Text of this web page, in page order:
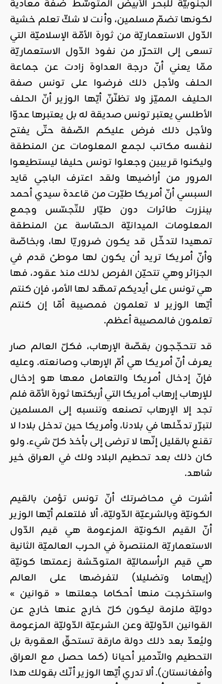
الجنوبيّة للبحر الأبيض المتوسّط ضفّة معادية
لكونها تضمّ مسلمين، وأنت لا شكّ تعلم خشية
الدّول الاستعماريّة من ثورة الأمّة الإسلاميّة التي
تسعى إلى التحرّر من نفوذ الدّول الاستعماريّة
ممّا يعني أنّ درجة العداوة زادت عن جماعة
الحلف ولأجل ذلك فرضوا على تونس صفة
الحليف المميّز ولا تظنّنّ أيّها الوزير أنّ الحلف
الأطلسي يعتبر تونس صديقة له بل يعتبرها عدوّا
ولأجل ذلك فرض عليكم الصّفة حتّى يفتح
لنفسه مكاتب لجمع المعلومات عن المنطقة
وليكنوا قريبين وجعلوا تونس حليفا ليستطيعوا
المرور من أراضيها ولقد اعترف الباجي قايد
السبسي أنّ أمريكا طيّرت من قاعدة سيدي أحمد
ببنزرت طائرات دون طيّار للتّجسّس وجمع
المعلومات الميدانيّة الحسّاسة عن المنطقة
تمهيدا لتدخّل قد يكون ضروريّا لها، وبخاصّة
وأنّ أمريكا تريد أن يكون لها موطئ قدم في
الجزائر وهي تتحيّن الفرص لذلك منذ عقود، فها
هي تونس على أيديكم تمهّد لها الأمر، فإن كنتم
أيّها الوزير لا تعلمون فمصيبة أمّا إن كنتم
تعلمون فالمصيبة أعظم.
قد تتحجّجون بقصّة الإرهاب، فكلّ العالم صار
يعرف أنّ أمريكا هي أمّ الإرهاب وصانعته. وعليه
فإنّ إدخال أمريكا والتعامل معها هو إدخال
للإرهاب إرهاب أمريكا التي أربكتها ثورة الأمّة فلم
تجد إلا الإرهاب تصنعه وتنسبه إلى المسلمين
لتبرّر تدخّلها في بلادنا، وأمريكا حين تدخل بلادا لا
تقنع بالقليل إنّها لا ترضى إلى بأخذ كلّ شيء. ولو
كان ذلك بعد تحطيم البلاد ولك في العراق خير
شاهد.
أشرت في محاضرتك أنّ تونس تؤمن بالقيم
الكونيّة وبالشرعيّة الدّوليّة، ألا فلتعلم أيّها الوزير
أنّ القيم الكونيّة المزعومة هي قيم الدّول
الاستعماريّة المنتصرة في الحرب العالميّة الثانية
هي قيم الرأسماليّة المتوحّشة زعمتها كونيّة
(إيهاما وتضليلا) لتفرضها على العالم
واستخرجت منها أحكاما جعلتها « قوانين »
دوليّة ملزمة ليكون كلّ خارج عنها خارج عن
القوانين الدّوليّة وعن الشرعيّة الدّوليّة المزعومة
وليُعدّ بعد ذلك دولة مارقة تستحقّ العقوبة بل
التحطيم والتّدمير أحيانا (كما حصل مع العراق
وأفغانستان). ألا تدري أيّها الوزير أنّك بقولك هذا